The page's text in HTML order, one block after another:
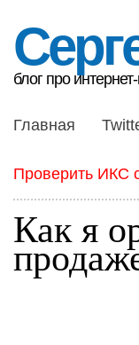
блог про
Главная
Проверить ИКС
Как я